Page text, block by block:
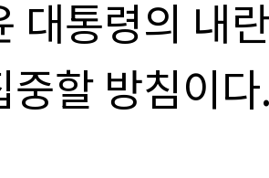
대통령의 내
중할 방침이다